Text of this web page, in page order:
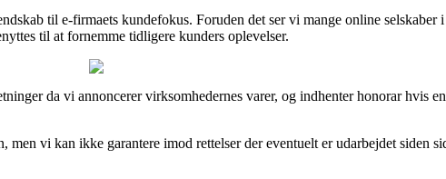
til e-firmaets kundefokus. Foruden det ser vi mange online selskaber
til at fornemme tidligere kunders oplevelser.
da vi annoncerer virksomhedernes varer, og indhenter honorar hvis
men vi kan ikke garantere imod rettelser der eventuelt er udarbejdet siden